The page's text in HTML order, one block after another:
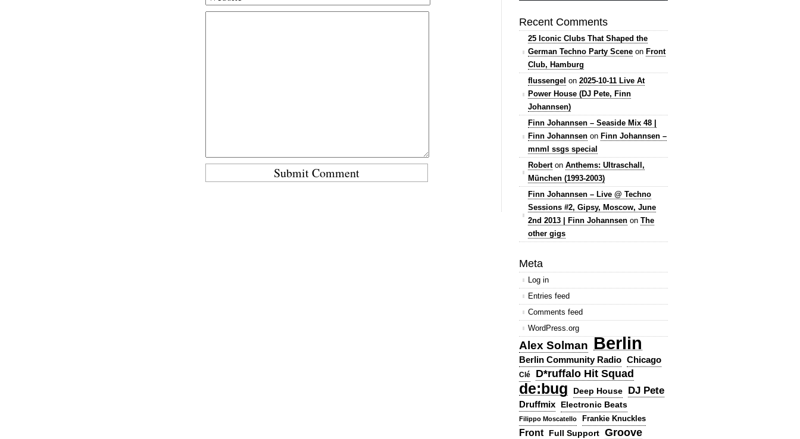
Recent Comments
25 Iconic Clubs That Shaped the
German Techno Party Scene on Front
Club, Hamburg
flussengel on 2025-10-11 Live At
Power House (DJ Pete, Finn
Johannsen)
Finn Johannsen – Seaside Mix 48 |
Finn Johannsen on Finn Johannsen –
mnml ssgs special
Roberton Anthems: Ultraschall,
München (1993-2003)
Finn Johannsen – Live @ Techno
Sessions #2, Gipsy, Moscow, June
2nd 2013 | Finn Johannsen on The
other gigs
Meta
Log in
Entries feed
Comments feed
WordPress.org
Alex Solman Berlin
Berlin Community Radio Chicago
Clé D*ruffalo Hit Squad
de:bug Deep House DJ Pete
Druffmix Electronic Beats
Filippo Moscatello Frankie Knuckles
Front Full Support Groove